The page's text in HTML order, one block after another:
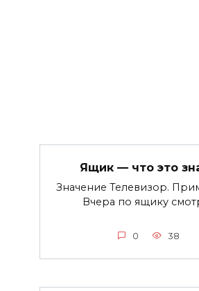
Ящик — что это
Значение Телевизор.
Вчера по ящику
0 38